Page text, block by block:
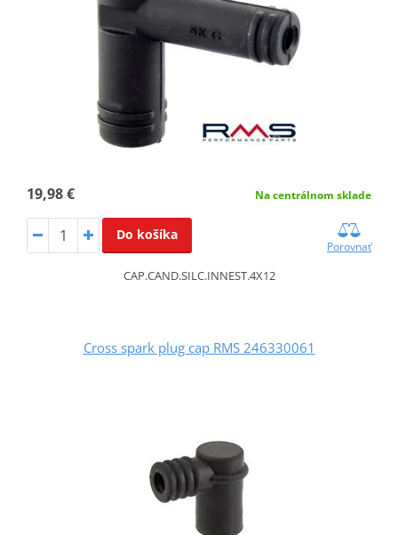
19,98 € Na centrálnom sklade
Do košíka
Porovnať
CAP.CAND.SILC.INNEST.4X12
Cross spark plug cap RMS 246330061